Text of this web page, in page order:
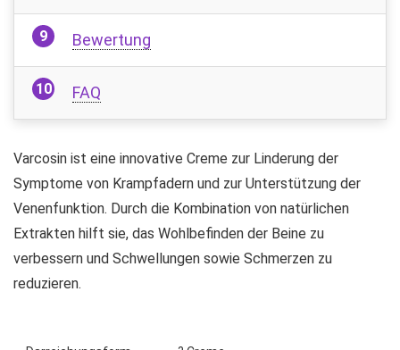
Bewertung
FAQ
Varcosin ist eine innovative Creme zur Linderung der
Symptome von Krampfadern und zur Unterstützung der
Venenfunktion. Durch die Kombination von natürlichen
Extrakten hilft sie, das Wohlbefinden der Beine zu
verbessern und Schwellungen sowie Schmerzen zu
reduzieren.